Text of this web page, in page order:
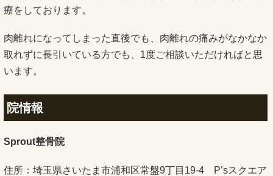
療をしております。
肉離れになってしまった直後でも、肉離れの痛みがなかなか
取れずに長引いている方でも、1度ご相談いただければと思
います。
院情報
Sprout整骨院
住所：埼玉県さいたま市浦和区常盤9丁目19-4 P’sスクエア